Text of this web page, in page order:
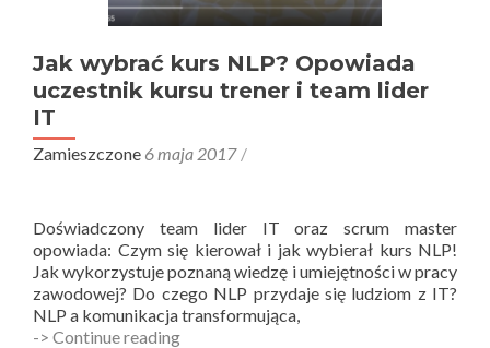
Jak wybrać kurs NLP? Opowiada
uczestnik kursu trener i team lider
IT
Zamieszczone 6 maja 2017
Doświadczony team lider IT oraz scrum master
opowiada: Czym się kierował i jak wybierał kurs NLP!
Jak wykorzystuje poznaną wiedzę i umiejętności w pracy
zawodowej? Do czego NLP przydaje się ludziom z IT?
NLP a komunikacja transformująca,
-> Continue readingJak